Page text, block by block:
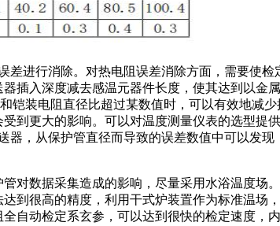
进行消除。对热电阻误差消除方面，需要使检
插入深度减去感温元器件长度，使其达到以金
铠装电阻直径比超过某数值时，可以有效地减
到更大的影响。可以对温度测量仪表的选型提
，从保护管直径而导致的误差数值中可以发
对数据采集造成的影响，尽量采用水浴温度场
很高的精度，利用干式炉装置作为标准温场
自动检定系玄参，可以达到很快的检定速度，